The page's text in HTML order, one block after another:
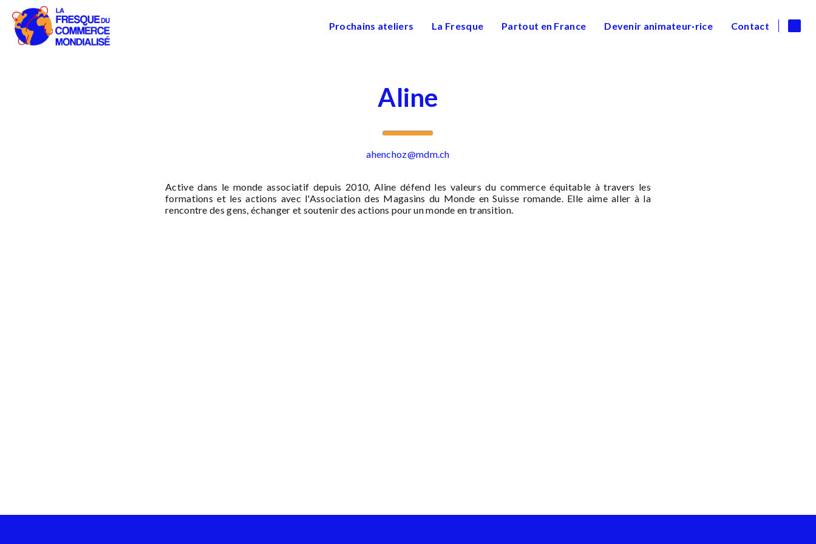
Prochains ateliers La Fresque Partout en France Devenir animateur·rice Contact
Aline
ahenchoz@mdm.ch
Active dans le monde associatif depuis 2010, Aline défend les valeurs du commerce équitable à travers les
formations et les actions avec l'Association des Magasins du Monde en Suisse romande. Elle aime aller à la
rencontre des gens, échanger et soutenir des actions pour un monde en transition.